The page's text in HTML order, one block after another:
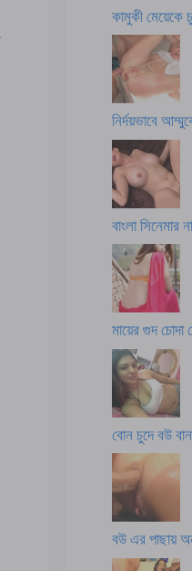
কামুকী মেয়েকে
নির্দয়ভাবে
বাংলা সিনেমার
মায়ের গুদ চোদা
বোন চুদে বউ
বউ এর পাছায়